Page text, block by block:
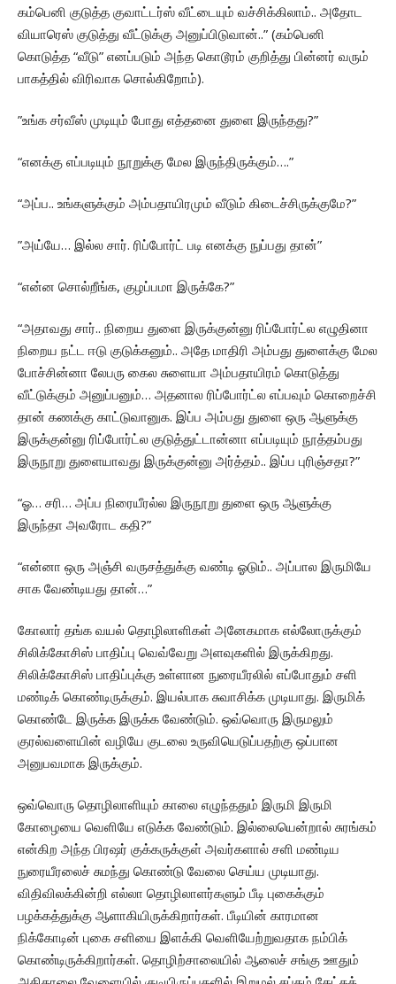
கம்பெனி குடுத்த குவாட்டர்ஸ் வீட்டையும் வச்சிக்கிலாம்.. அதோட
வியாரெஸ் குடுத்து வீட்டுக்கு அனுப்பிடுவான்..” (கம்பெனி
கொடுத்த “வீடு” எனப்படும் அந்த கொடூரம் குறித்து பின்னர் வரும்
பாகத்தில் விரிவாக சொல்கிறோம்).
”உங்க சர்வீஸ் முடியும் போது எத்தனை துளை இருந்தது?”
“எனக்கு எப்படியும் நூறுக்கு மேல இருந்திருக்கும்….”
“அப்ப.. உங்களுக்கும் அம்பதாயிரமும் வீடும் கிடைச்சிருக்குமே?”
”அய்யே… இல்ல சார். ரிப்போர்ட் படி எனக்கு நுப்பது தான்”
“என்ன சொல்றீங்க, குழப்பமா இருக்கே?”
“அதாவது சார்.. நிறைய துளை இருக்குன்னு ரிப்போர்ட்ல எழுதினா
நிறைய நட்ட ஈடு குடுக்கனும்.. அதே மாதிரி அம்பது துளைக்கு மேல
போச்சின்னா லேபரு கைல சுளையா அம்பதாயிரம் கொடுத்து
வீட்டுக்கும் அனுப்பனும்… அதனால ரிப்போர்ட்ல எப்பவும் கொறைச்சி
தான் கணக்கு காட்டுவானுக. இப்ப அம்பது துளை ஒரு ஆளுக்கு
இருக்குன்னு ரிப்போர்ட்ல குடுத்துட்டான்னா எப்படியும் நூத்தம்பது
இருநூறு துளையாவது இருக்குன்னு அர்த்தம்.. இப்ப புரிஞ்சதா?”
“ஓ… சரி… அப்ப நிரையீரல்ல இருநூறு துளை ஒரு ஆளுக்கு
இருந்தா அவரோட கதி?”
“என்னா ஒரு அஞ்சி வருசத்துக்கு வண்டி ஓடும்.. அப்பால இருமியே
சாக வேண்டியது தான்…”
கோலார் தங்க வயல் தொழிலாளிகள் அனேகமாக எல்லோருக்கும்
சிலிக்கோசிஸ் பாதிப்பு வெவ்வேறு அளவுகளில் இருக்கிறது.
சிலிக்கோசிஸ் பாதிப்புக்கு உள்ளான நுரையீரலில் எப்போதும் சளி
மண்டிக் கொண்டிருக்கும். இயல்பாக சுவாசிக்க முடியாது. இருமிக்
கொண்டே இருக்க இருக்க வேண்டும். ஒவ்வொரு இருமலும்
குரல்வளையின் வழியே குடலை உருவியெடுப்பதற்கு ஒப்பான
அனுபவமாக இருக்கும்.
ஒவ்வொரு தொழிலாளியும் காலை எழுந்ததும் இருமி இருமி
கோழையை வெளியே எடுக்க வேண்டும். இல்லையென்றால் சுரங்கம்
என்கிற அந்த பிரஷர் குக்கருக்குள் அவர்களால் சளி மண்டிய
நுரையீரலைச் சுமந்து கொண்டு வேலை செய்ய முடியாது.
விதிவிலக்கின்றி எல்லா தொழிலாளர்களும் பீடி புகைக்கும்
பழக்கத்துக்கு ஆளாகியிருக்கிறார்கள். பீடியின் காரமான
நிக்கோடின் புகை சளியை இளக்கி வெளியேற்றுவதாக நம்பிக்
கொண்டிருக்கிறார்கள். தொழிற்சாலையில் ஆலைச் சங்கு ஊதும்